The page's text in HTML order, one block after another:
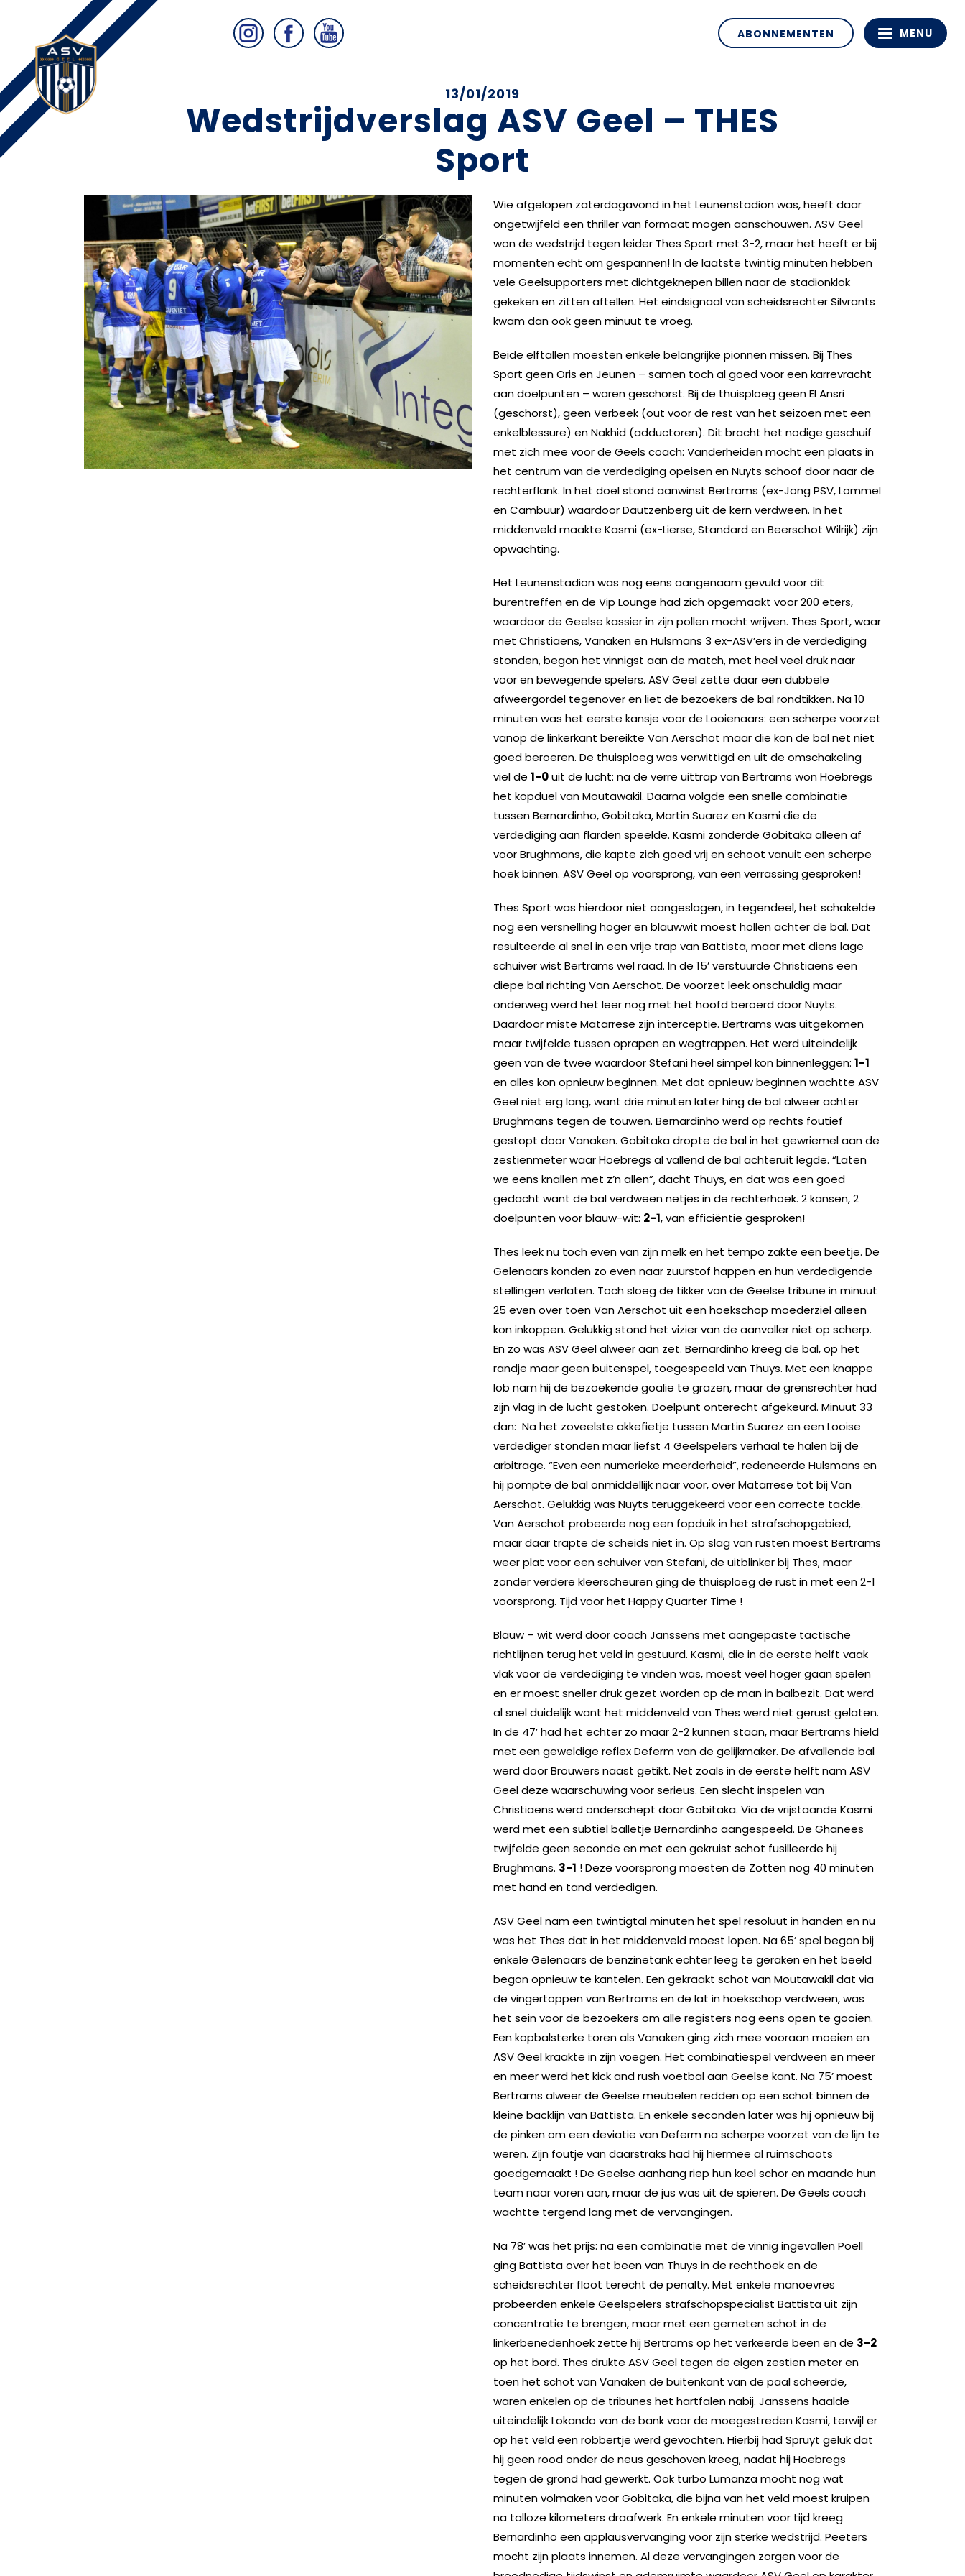
ABONNEMENTEN MENU
INSTAGRAM
FACEBOOKYOUTUBE
13/01/2019
Wedstrijdverslag ASV Geel – THES
Sport
Wie afgelopen zaterdagavond in het Leunenstadion was, heeft daar
ongetwijfeld een thriller van formaat mogen aanschouwen. ASV Geel
won de wedstrijd tegen leider Thes Sport met 3-2, maar het heeft er bij
momenten echt om gespannen! In de laatste twintig minuten hebben
vele Geelsupporters met dichtgeknepen billen naar de stadionklok
gekeken en zitten aftellen. Het eindsignaal van scheidsrechter Silvrants
kwam dan ook geen minuut te vroeg.
Beide elftallen moesten enkele belangrijke pionnen missen. Bij Thes
Sport geen Oris en Jeunen – samen toch al goed voor een karrevracht
aan doelpunten – waren geschorst. Bij de thuisploeg geen El Ansri
(geschorst), geen Verbeek (out voor de rest van het seizoen met een
enkelblessure) en Nakhid (adductoren). Dit bracht het nodige geschuif
met zich mee voor de Geels coach: Vanderheiden mocht een plaats in
het centrum van de verdediging opeisen en Nuyts schoof door naar de
rechterflank. In het doel stond aanwinst Bertrams (ex-Jong PSV, Lommel
en Cambuur) waardoor Dautzenberg uit de kern verdween. In het
middenveld maakte Kasmi (ex-Lierse, Standard en Beerschot Wilrijk) zijn
opwachting.
Het Leunenstadion was nog eens aangenaam gevuld voor dit
burentreffen en de Vip Lounge had zich opgemaakt voor 200 eters,
waardoor de Geelse kassier in zijn pollen mocht wrijven. Thes Sport, waar
met Christiaens, Vanaken en Hulsmans 3 ex-ASV’ers in de verdediging
stonden, begon het vinnigst aan de match, met heel veel druk naar
voor en bewegende spelers. ASV Geel zette daar een dubbele
afweergordel tegenover en liet de bezoekers de bal rondtikken. Na 10
minuten was het eerste kansje voor de Looienaars: een scherpe voorzet
vanop de linkerkant bereikte Van Aerschot maar die kon de bal net niet
goed beroeren. De thuisploeg was verwittigd en uit de omschakeling
viel de 1-0uit de lucht: na de verre uittrap van Bertrams won Hoebregs
het kopduel van Moutawakil. Daarna volgde een snelle combinatie
tussen Bernardinho, Gobitaka, Martin Suarez en Kasmi die de
verdediging aan flarden speelde. Kasmi zonderde Gobitaka alleen af
voor Brughmans, die kapte zich goed vrij en schoot vanuit een scherpe
hoek binnen. ASV Geel op voorsprong, van een verrassing gesproken!
Thes Sport was hierdoor niet aangeslagen, in tegendeel, het schakelde
nog een versnelling hoger en blauwwit moest hollen achter de bal. Dat
resulteerde al snel in een vrije trap van Battista, maar met diens lage
schuiver wist Bertrams wel raad. In de 15’ verstuurde Christiaens een
diepe bal richting Van Aerschot. De voorzet leek onschuldig maar
onderweg werd het leer nog met het hoofd beroerd door Nuyts.
Daardoor miste Matarrese zijn interceptie. Bertrams was uitgekomen
maar twijfelde tussen oprapen en wegtrappen. Het werd uiteindelijk
geen van de twee waardoor Stefani heel simpel kon binnenleggen: 1-1
en alles kon opnieuw beginnen. Met dat opnieuw beginnen wachtte ASV
Geel niet erg lang, want drie minuten later hing de bal alweer achter
Brughmans tegen de touwen. Bernardinho werd op rechts foutief
gestopt door Vanaken. Gobitaka dropte de bal in het gewriemel aan de
zestienmeter waar Hoebregs al vallend de bal achteruit legde. “Laten
we eens knallen met z’n allen”, dacht Thuys, en dat was een goed
gedacht want de bal verdween netjes in de rechterhoek. 2 kansen, 2
doelpunten voor blauw-wit: 2-1, van efficiëntie gesproken!
Thes leek nu toch even van zijn melk en het tempo zakte een beetje. De
Gelenaars konden zo even naar zuurstof happen en hun verdedigende
stellingen verlaten. Toch sloeg de tikker van de Geelse tribune in minuut
25 even over toen Van Aerschot uit een hoekschop moederziel alleen
kon inkoppen. Gelukkig stond het vizier van de aanvaller niet op scherp.
En zo was ASV Geel alweer aan zet. Bernardinho kreeg de bal, op het
randje maar geen buitenspel, toegespeeld van Thuys. Met een knappe
lob nam hij de bezoekende goalie te grazen, maar de grensrechter had
zijn vlag in de lucht gestoken. Doelpunt onterecht afgekeurd. Minuut 33
dan: Na het zoveelste akkefietje tussen Martin Suarez en een Looise
verdediger stonden maar liefst 4 Geelspelers verhaal te halen bij de
arbitrage. “Even een numerieke meerderheid”, redeneerde Hulsmans en
hij pompte de bal onmiddellijk naar voor, over Matarrese tot bij Van
Aerschot. Gelukkig was Nuyts teruggekeerd voor een correcte tackle.
Van Aerschot probeerde nog een fopduik in het strafschopgebied,
maar daar trapte de scheids niet in. Op slag van rusten moest Bertrams
weer plat voor een schuiver van Stefani, de uitblinker bij Thes, maar
zonder verdere kleerscheuren ging de thuisploeg de rust in met een 2-1
voorsprong. Tijd voor het Happy Quarter Time !
Blauw – wit werd door coach Janssens met aangepaste tactische
richtlijnen terug het veld in gestuurd. Kasmi, die in de eerste helft vaak
vlak voor de verdediging te vinden was, moest veel hoger gaan spelen
en er moest sneller druk gezet worden op de man in balbezit. Dat werd
al snel duidelijk want het middenveld van Thes werd niet gerust gelaten.
In de 47’ had het echter zo maar 2-2 kunnen staan, maar Bertrams hield
met een geweldige reflex Deferm van de gelijkmaker. De afvallende bal
werd door Brouwers naast getikt. Net zoals in de eerste helft nam ASV
Geel deze waarschuwing voor serieus. Een slecht inspelen van
Christiaens werd onderschept door Gobitaka. Via de vrijstaande Kasmi
werd met een subtiel balletje Bernardinho aangespeeld. De Ghanees
twijfelde geen seconde en met een gekruist schot fusilleerde hij
Brughmans. 3-1 ! Deze voorsprong moesten de Zotten nog 40 minuten
met hand en tand verdedigen.
ASV Geel nam een twintigtal minuten het spel resoluut in handen en nu
was het Thes dat in het middenveld moest lopen. Na 65’ spel begon bij
enkele Gelenaars de benzinetank echter leeg te geraken en het beeld
begon opnieuw te kantelen. Een gekraakt schot van Moutawakil dat via
de vingertoppen van Bertrams en de lat in hoekschop verdween, was
het sein voor de bezoekers om alle registers nog eens open te gooien.
Een kopbalsterke toren als Vanaken ging zich mee vooraan moeien en
ASV Geel kraakte in zijn voegen. Het combinatiespel verdween en meer
en meer werd het kick and rush voetbal aan Geelse kant. Na 75’ moest
Bertrams alweer de Geelse meubelen redden op een schot binnen de
kleine backlijn van Battista. En enkele seconden later was hij opnieuw bij
de pinken om een deviatie van Deferm na scherpe voorzet van de lijn te
weren. Zijn foutje van daarstraks had hij hiermee al ruimschoots
goedgemaakt ! De Geelse aanhang riep hun keel schor en maande hun
team naar voren aan, maar de jus was uit de spieren. De Geels coach
wachtte tergend lang met de vervangingen.
Na 78’ was het prijs: na een combinatie met de vinnig ingevallen Poell
ging Battista over het been van Thuys in de rechthoek en de
scheidsrechter floot terecht de penalty. Met enkele manoevres
probeerden enkele Geelspelers strafschopspecialist Battista uit zijn
concentratie te brengen, maar met een gemeten schot in de
linkerbenedenhoek zette hij Bertrams op het verkeerde been en de 3-2
op het bord. Thes drukte ASV Geel tegen de eigen zestien meter en
toen het schot van Vanaken de buitenkant van de paal scheerde,
waren enkelen op de tribunes het hartfalen nabij. Janssens haalde
uiteindelijk Lokando van de bank voor de moegestreden Kasmi, terwijl er
op het veld een robbertje werd gevochten. Hierbij had Spruyt geluk dat
hij geen rood onder de neus geschoven kreeg, nadat hij Hoebregs
tegen de grond had gewerkt. Ook turbo Lumanza mocht nog wat
minuten volmaken voor Gobitaka, die bijna van het veld moest kruipen
na talloze kilometers draafwerk. En enkele minuten voor tijd kreeg
Bernardinho een applausvervanging voor zijn sterke wedstrijd. Peeters
mocht zijn plaats innemen. Al deze vervangingen zorgen voor de